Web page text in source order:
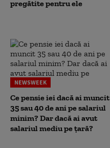
pregătite pentru ele
NEWSWEEK
Ce pensie iei dacă ai muncit
35 sau 40 de ani pe salariul
minim? Dar dacă ai avut
salariul mediu pe țară?